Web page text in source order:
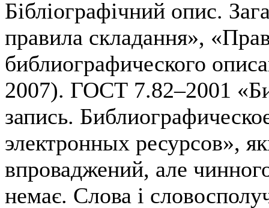
Бібліографічний опис.
правила складання»,
библиографического
2007). ГОСТ 7.82–2001
запись.
электронных ресурсов»,
впроваджений, але
немає. Слова і